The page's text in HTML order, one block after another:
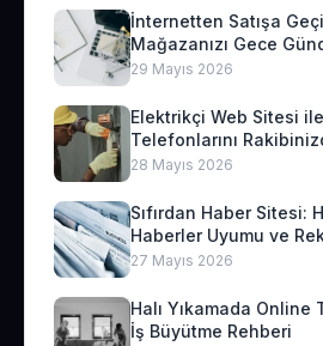
İnternetten Satışa
Mağazanızı Gece
29 Mayıs 2026
Elektrikçi Web Sitesi ile
Telefonlarını
28 Mayıs 2026
Sıfırdan Haber Sitesi:
Haberler Uyumu ve
27 Mayıs 2026
Halı Yıkamada
İş Büyütme Rehberi